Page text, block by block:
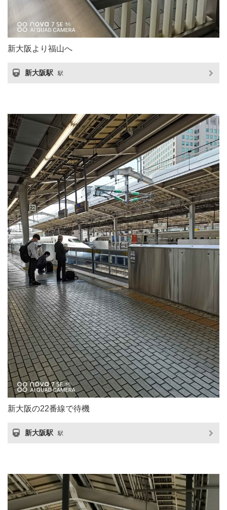
新大阪より福山へ
新大阪駅 駅
新大阪の22番線で待機
新大阪駅 駅